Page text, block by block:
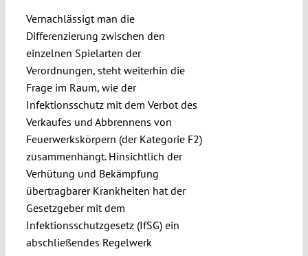
Vernachlässigt man die
Differenzierung zwischen den
einzelnen Spielarten der
Verordnungen, steht weiterhin die
Frage im Raum, wie der
Infektionsschutz mit dem Verbot des
Verkaufes und Abbrennens von
Feuerwerkskörpern (der Kategorie F2)
zusammenhängt. Hinsichtlich der
Verhütung und Bekämpfung
übertragbarer Krankheiten hat der
Gesetzgeber mit dem
Infektionsschutzgesetz (IfSG) ein
abschließendes Regelwerk